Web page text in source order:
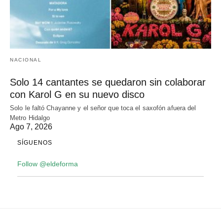
NACIONAL
Solo 14 cantantes se quedaron sin colaborar
con Karol G en su nuevo disco
Solo le faltó Chayanne y el señor que toca el saxofón afuera del
Metro Hidalgo
Ago 7, 2026
SÍGUENOS
Follow @eldeforma